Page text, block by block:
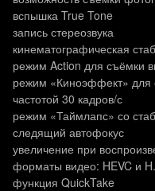
вспышка True Tone
запись стереозвука
кинематографическая
режим Action для съёмки
режим «Киноэффект» для
частотой 30 кадров/с
режим «Таймлапс» со
следящий автофокус
увеличение при
форматы видео: HEVC и
функция QuickTake